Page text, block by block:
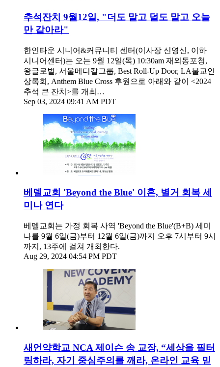
추석잔치 9월12일, "더도 말고 덜도 말고 오늘
만 같아라"
한인타운 시니어&커뮤니티 센터(이사장 신영신, 이하
시니어센터)는 오는 9월 12일(목) 10:30am 재외동포청,
왕글로벌, 서울메디칼그룹, Best Roll-Up Door, LA불교인
상록회, Anthem Blue Cross 후원으로 아래와 같이 <2024
추석 큰 잔치>를 개최…
Sep 03, 2024 09:41 AM PDT
베델교회 'Beyond the Blue' 이혼, 별거 회복 세
미나 연다
베델교회는 가정 회복 사역 'Beyond the Blue'(B+B) 세미
나를 9월 6일(금)부터 12월 6일(금)까지 오후 7시부터 9시
까지, 13주에 걸쳐 개최한다.
Aug 29, 2024 04:54 PM PDT
새언약학교 NCA 제이슨 송 교장, “세상을 필터
링하라, 자기 중심주의를 깨라, 온라인 교육 믿